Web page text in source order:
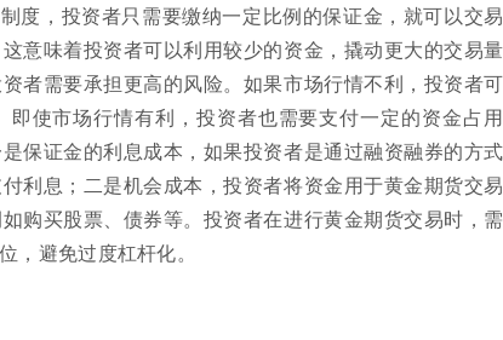
度，投资者只需要缴纳一定比例的保证金，就可以交
意味着投资者可以利用较少的资金，撬动更大的交易量
者需要承担更高的风险。如果市场行情不利，投资者
使市场行情有利，投资者也需要支付一定的资金占
保证金的利息成本，如果投资者是通过融资融券的方
利息；二是机会成本，投资者将资金用于黄金期货交易
购买股票、债券等。投资者在进行黄金期货交易时，
，避免过度杠杆化。